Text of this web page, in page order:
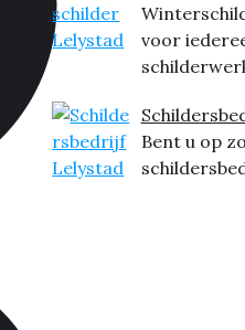
voor
Bent u op